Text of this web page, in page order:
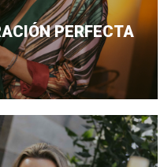
PERFECTA